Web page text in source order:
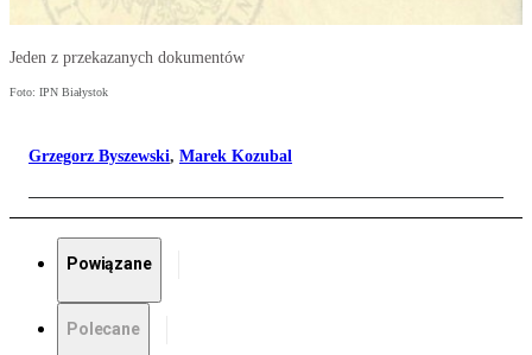
Jeden z przekazanych dokumentów
Foto: IPN Białystok
Grzegorz Byszewski, Marek Kozubal
Powiązane
Polecane